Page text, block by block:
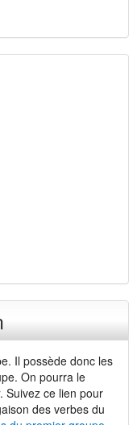
Il possède donc les
On pourra le
. Suivez ce lien pour
des verbes du